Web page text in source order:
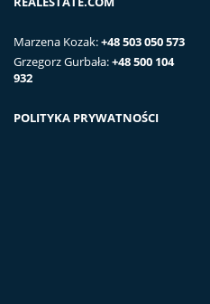
Marzena Kozak:+48 503 050 573
Grzegorz Gurbała:+48 500 104
932
POLITYKA PRYWATNOŚCI